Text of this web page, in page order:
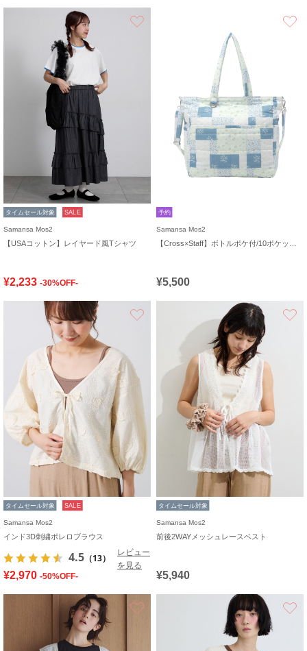
タイムセール対象 SALE
Samansa Mos2
【USAコットン】レイヤード風Tシャツ
¥2,233 -30%OFF-
予約
Samansa Mos2
¥5,500
タイムセール対象 SALE
Samansa Mos2
インド3D刺繍ボレロブラウス
4.5 （13）
レビュー
を見る
¥2,970 -50%OFF-
タイムセール対象
Samansa Mos2
前後2WAYメッシュレースベスト
¥5,940